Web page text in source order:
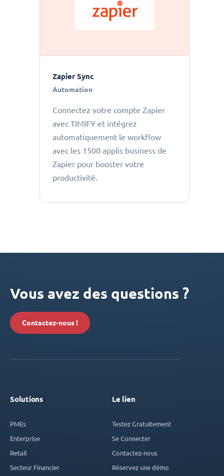
Zapier Sync
Automation
Connectez votre compte Zapier
avec TIMIFY et intégrez
automatiquement le workflow
avec les 1500 applis business de
Zapier pour booster votre
productivité.
Vous avez des questions ?
Contactez-nous !
Solutions
PMEs
Enterprise
Retail
Secteur Financier
Le lien
Testez Gratuitement
Se Connecter
Contactez-nous
Réservez une démo